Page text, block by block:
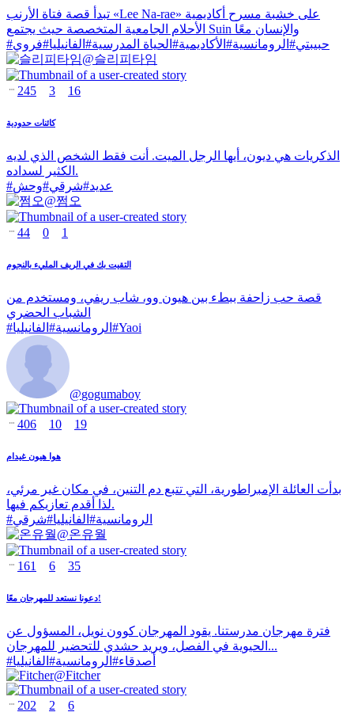
تبدأ قصة فتاة الأرنب «Lee Na-rae» على خشبة مسرح أكاديمية
الأحلام الجامعية المتخصصة حيث يجتمع Suin والإنسان معًا
#
حبيبتي# الرومانسية# الأكاديمية# الحياة المدرسية# الفانيليا#فروي
@슬리피타임
245 3 16
كائنات حدودية
الذكريات هي ديون، أيها الرجل الميت. أنت فقط الشخص الذي لديه
الكثير لسداده.
#
عديد#شرقي#وحش
@쩜오
44 0 1
التقيت بك في الريف المليء بالنجوم
قصة حب زاحفة ببطء بين هيون وو، شاب ريفي، ومستخدم من
الشباب الحضري
#
الرومانسية# الفانيليا #Yaoi
@gogumaboy
406 10 19
هوا هيون غيدام
بدأت العائلة الإمبراطورية، التي تتبع دم التنين، في مكان غير مرئي،
لذا أقدم تعازيكم فيها.
#
الرومانسية# الفانيليا#شرقي
@온유월
161 6 35
دعونا نستعد للمهرجان معًا!
فترة مهرجان مدرستنا. يقود المهرجان كوون نويل، المسؤول عن
الحيوية في الفصل، ويريد حشدي للتحضير للمهرجان...
#
أصدقاء# الرومانسية# الفانيليا
@Fitcher
202 2 6